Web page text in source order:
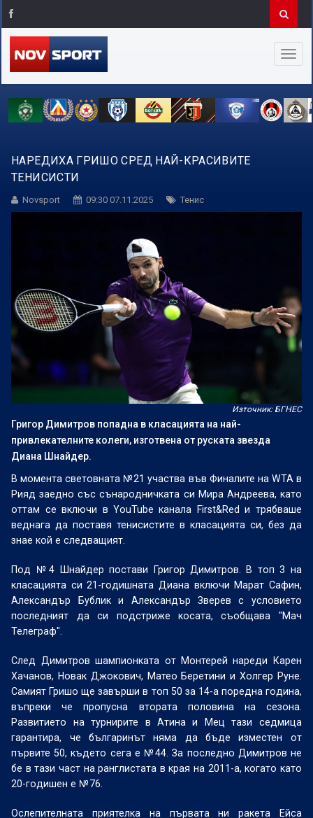
НАРЕДИХА ГРИШО СРЕД НАЙ-КРАСИВИТЕ
ТЕНИСИСТИ
Novsport 09:30 07.11.2025 Тенис
Източник: БГНЕС
Григор Димитров попадна в класацията на най-
привлекателните колеги, изготвена от руската звезда
Диана Шнайдер.
В момента световната №21 участва във Финалите на WTA в
Рияд заедно със сънародничката си Мира Андреева, като
оттам се включи в YouTube канала First&Red и трябваше
веднага да поставя тенисистите в класацията си, без да
знае кой е следващият.
Под №4 Шнайдер постави Григор Димитров. В топ 3 на
класацията си 21-годишната Диана включи Марат Сафин,
Александър Бублик и Александър Зверев с условието
последният да си подстриже косата, съобщава "Мач
Телеграф".
След Димитров шампионката от Монтерей нареди Карен
Хачанов, Новак Джокович, Матео Беретини и Холгер Руне.
Самият Гришо ще завърши в топ 50 за 14-а поредна година,
въпреки че пропусна втората половина на сезона.
Развитието на турнирите в Атина и Мец тази седмица
гарантира, че българинът няма да бъде изместен от
първите 50, където сега е №44. За последно Димитров не
бе в тази част на ранглистата в края на 2011-а, когато като
20-годишен е №76.
Ослепителната приятелка на първата ни ракета Ейса